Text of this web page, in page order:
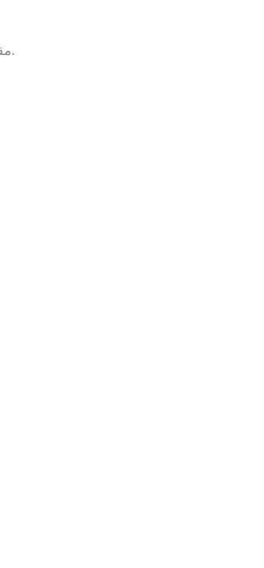
محرك محور العجلة ebike مقاس 14 بوصة 250 وات 350 وات والذي يحظى بشعبية كبيرة في الدراجات الإلكترونية القابلة للطي أو الدراجة الكهربائية.